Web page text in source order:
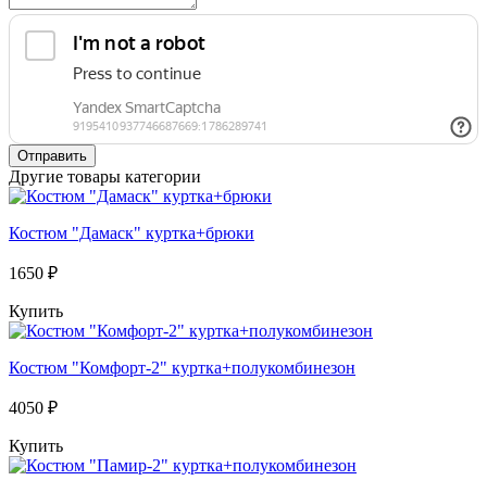
Отправить
Другие товары категории
Костюм "Дамаск" куртка+брюки
1650 ₽
Купить
Костюм "Комфорт-2" куртка+полукомбинезон
4050 ₽
Купить